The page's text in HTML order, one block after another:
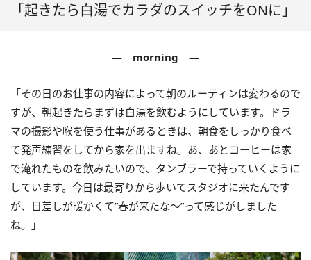
「起きたら白湯でカラダのスイッチをONに」
― morning ―
「その日のお仕事の内容によって朝のルーティンは変わるので
すが、朝起きたらまずは白湯を飲むようにしています。ドラ
マの撮影や喉を使う仕事があるときは、朝食をしっかり食べ
て発声練習をしてから家を出ますね。あ、あとコーヒーは家
で淹れたものを飲みたいので、タンブラーで持っていくように
しています。今日は最寄りから歩いてスタジオに来たんです
が、日差しが暖かくて”春が来たな～”って感じがしました
ね。」